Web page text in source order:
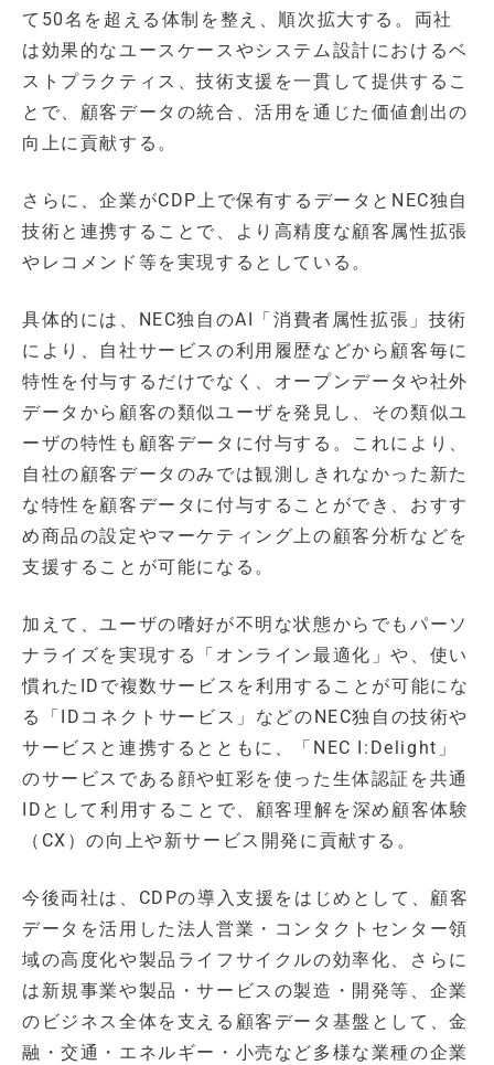
て50名を超える体制を整え、順次拡大する。両社
は効果的なユースケースやシステム設計におけるベ
ストプラクティス、技術支援を一貫して提供するこ
とで、顧客データの統合、活用を通じた価値創出の
向上に貢献する。
さらに、企業がCDP上で保有するデータとNEC独自
技術と連携することで、より高精度な顧客属性拡張
やレコメンド等を実現するとしている。
具体的には、NEC独自のAI「消費者属性拡張」技術
により、自社サービスの利用履歴などから顧客毎に
特性を付与するだけでなく、オープンデータや社外
データから顧客の類似ユーザを発見し、その類似ユ
ーザの特性も顧客データに付与する。これにより、
自社の顧客データのみでは観測しきれなかった新た
な特性を顧客データに付与することができ、おすす
め商品の設定やマーケティング上の顧客分析などを
支援することが可能になる。
加えて、ユーザの嗜好が不明な状態からでもパーソ
ナライズを実現する「オンライン最適化」や、使い
慣れたIDで複数サービスを利用することが可能にな
る「IDコネクトサービス」などのNEC独自の技術や
サービスと連携するとともに、「NEC I:Delight」
のサービスである顔や虹彩を使った生体認証を共通
IDとして利用することで、顧客理解を深め顧客体験
（CX）の向上や新サービス開発に貢献する。
今後両社は、CDPの導入支援をはじめとして、顧客
データを活用した法人営業・コンタクトセンター領
域の高度化や製品ライフサイクルの効率化、さらに
は新規事業や製品・サービスの製造・開発等、企業
のビジネス全体を支える顧客データ基盤として、金
融・交通・エネルギー・小売など多様な業種の企業